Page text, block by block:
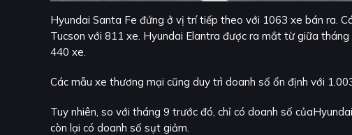
Hyundai Santa Fe đứng ở vị trí tiếp theo với 1063 xe bán ra.
Tucson với 811 xe. Hyundai Elantra được ra mắt từ giữa
440 xe.
Các mẫu xe thương mại cũng duy trì doanh số ổn định với
Tuy nhiên, so với tháng 9 trước đó, chỉ có doanh số
còn lại có doanh số sụt giảm.